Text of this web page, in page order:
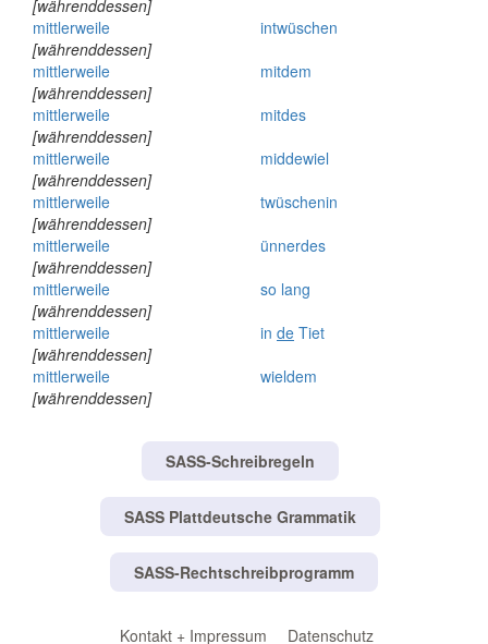
[währenddessen]
mittlerweile
[währenddessen]
intwüschen
mittlerweile
[währenddessen]
mitdem
mittlerweile
[währenddessen]
mitdes
mittlerweile
[währenddessen]
middewiel
mittlerweile
[währenddessen]
twüschenin
mittlerweile
[währenddessen]
ünnerdes
mittlerweile
[währenddessen]
so lang
mittlerweile
[währenddessen]
in de Tiet
mittlerweile
[währenddessen]
wieldem
SASS-Schreibregeln
SASS Plattdeutsche Grammatik
SASS-Rechtschreibprogramm
Kontakt + Impressum Datenschutz